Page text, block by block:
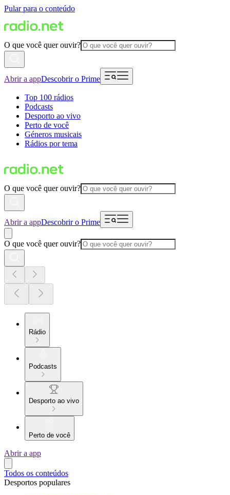
Pular para o conteúdo
O que você quer ouvir?
Abrir a appDescobrir o Prime
Top 100 rádios
Podcasts
Desporto ao vivo
Perto de você
Géneros musicais
Rádios por tema
O que você quer ouvir?
Abrir a appDescobrir o Prime
O que você quer ouvir?
Rádio
Podcasts
Desporto ao vivo
Perto de você
Abrir a app
Todos os conteúdos
Desportos populares